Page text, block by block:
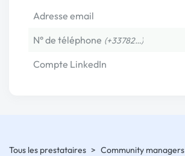
Adresse email
N° de téléphone (+33782…)
Compte LinkedIn
Tous les prestataires > Community managers